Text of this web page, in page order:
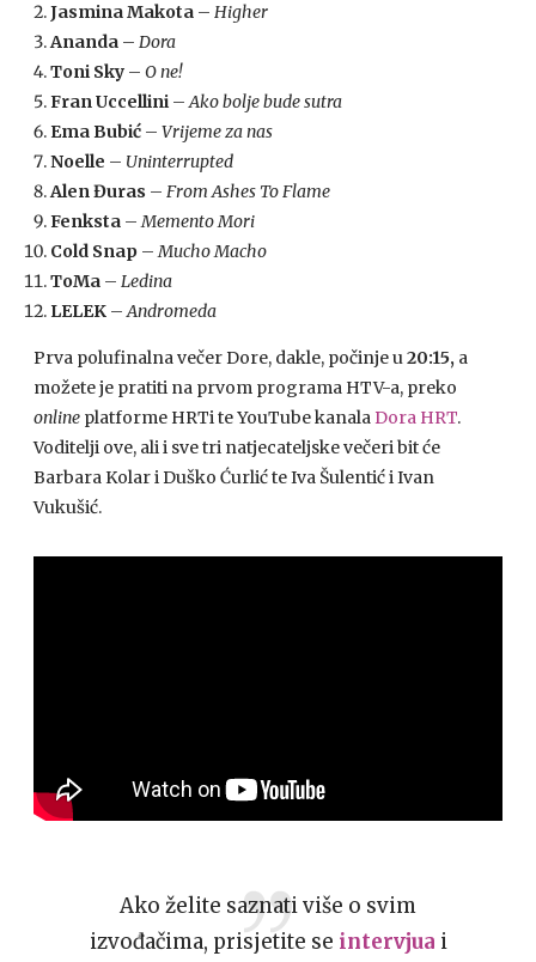
Jasmina Makota – Higher
Ananda – Dora
Toni Sky – O ne!
Fran Uccellini –Ako bolje bude sutra
Ema Bubić – Vrijeme za nas
Noelle – Uninterrupted
Alen Đuras – From Ashes To Flame
Fenksta –Memento Mori
Cold Snap –Mucho Macho
ToMa – Ledina
LELEK –Andromeda
Prva polufinalna večer Dore, dakle, počinje u20:15, a
možete je pratiti na prvom programa HTV-a, preko
online platforme HRTi te YouTube kanalaDora HRT.
Voditelji ove, ali i sve tri natjecateljske večeri bit će
Barbara Kolar i Duško Ćurlić te Iva Šulentić i Ivan
Vukušić.
Ako želite saznati više o svim
izvođačima, prisjetite se intervjua i